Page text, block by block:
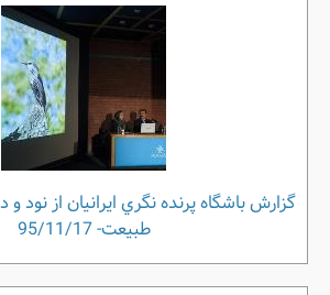
گزارش باشگاه پرنده نگري ايرانيان از نود
طبیعت- 95/11/17